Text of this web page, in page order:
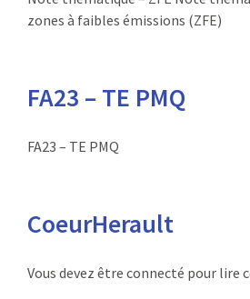
zones à faibles émissions (ZFE)
FA23 – TE PMQ
FA23 – TE PMQ
CoeurHerault
Vous devez être connecté pour lire